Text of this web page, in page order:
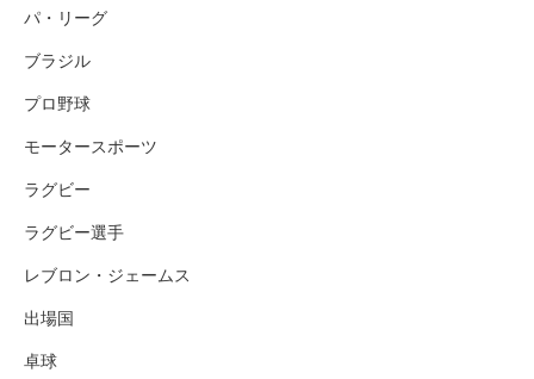
パ・リーグ
ブラジル
プロ野球
モータースポーツ
ラグビー
ラグビー選手
レブロン・ジェームス
出場国
卓球